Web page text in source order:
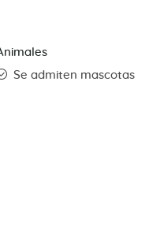
Se admiten mascotas